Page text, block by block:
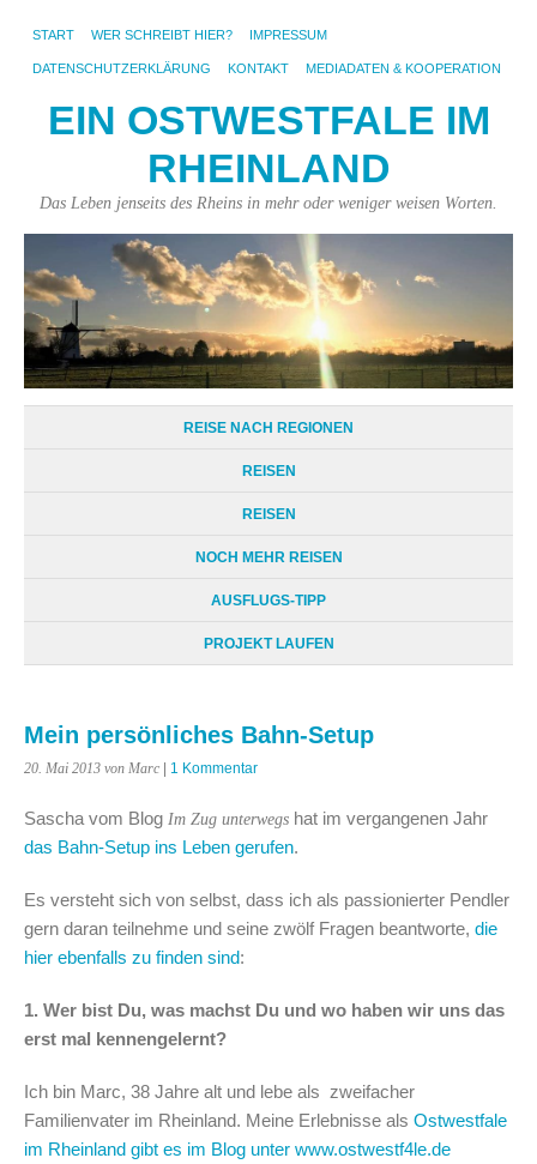
START WER SCHREIBT HIER? IMPRESSUM
DATENSCHUTZERKLÄRUNG KONTAKT MEDIADATEN & KOOPERATION
EIN OSTWESTFALE IM
RHEINLAND
Das Leben jenseits des Rheins in mehr oder weniger weisen Worten.
REISE NACH REGIONEN
REISEN
REISEN
NOCH MEHR REISEN
AUSFLUGS-TIPP
PROJEKT LAUFEN
Mein persönliches Bahn-Setup
20. Mai 2013 von Marc | 1 Kommentar
Sascha vom Blog Im Zug unterwegs hat im vergangenen Jahr
das Bahn-Setup ins Leben gerufen.
Es versteht sich von selbst, dass ich als passionierter Pendler
gern daran teilnehme und seine zwölf Fragen beantworte, die
hier ebenfalls zu finden sind:
1. Wer bist Du, was machst Du und wo haben wir uns das
erst mal kennengelernt?
Ich bin Marc, 38 Jahre alt und lebe als zweifacher
Familienvater im Rheinland. Meine Erlebnisse als Ostwestfale
im Rheinland gibt es im Blog unter www.ostwestf4le.de